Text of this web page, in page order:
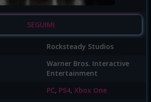
SEGUIMI
Rocksteady Studios
Warner Bros. Interactive
Entertainment
PC, PS4, Xbox One